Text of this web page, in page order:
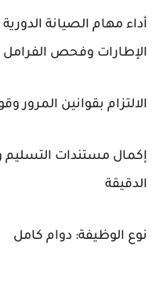
أداء مهام الصيانة
الإطارات وفحص الفرامل
الالتزام بقوانين المرور
إكمال مستندات التسليم
الدقيقة
نوع الوظيفة: دوام كامل